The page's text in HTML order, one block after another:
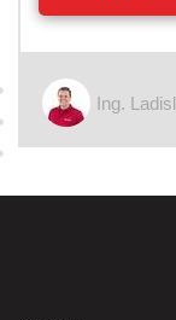
Ing.